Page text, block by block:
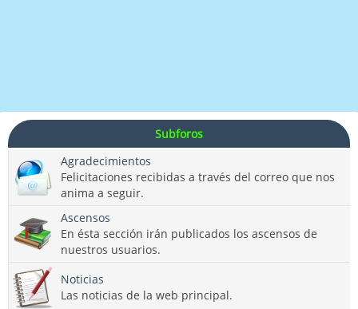
Subforos
Agradecimientos
Felicitaciones recibidas a través del correo que nos
anima a seguir.
Ascensos
En ésta sección irán publicados los ascensos de
nuestros usuarios.
Noticias
Las noticias de la web principal.